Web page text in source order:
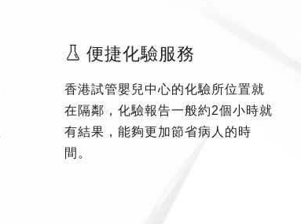
便捷化驗服務
香港試管嬰兒中心的化驗所位置就
在隔鄰，化驗報告一般約2個小時就
有結果，能夠更加節省病人的時
間。